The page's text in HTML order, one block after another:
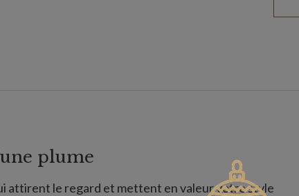
plume
attirent le regard et mettent en valeur votre style